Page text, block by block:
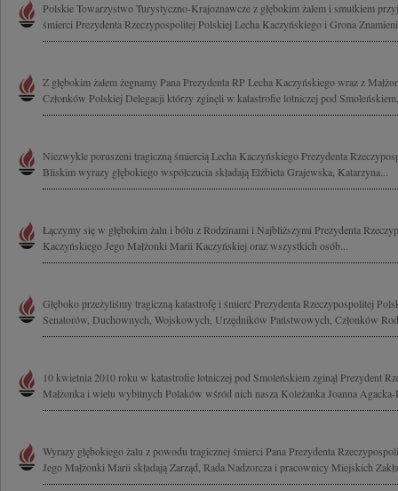
Polskie Towarzystwo Turystyczno-Krajoznawcze z głębokim żalem i smutkiem
śmierci Prezydenta Rzeczypospolitej Polskiej Lecha Kaczyńskiego i Grona
Z głębokim żalem żegnamy Pana Prezydenta RP Lecha Kaczyńskiego wraz z
Członków Polskiej Delegacji którzy zginęli w katastrofie lotniczej pod
Niezwykle poruszeni tragiczną śmiercią Lecha Kaczyńskiego Prezydenta
Bliskim wyrazy głębokiego współczucia składają Elżbieta Grajewska, Katarzyna...
Łączymy się w głębokim żalu i bólu z Rodzinami i Najbliższymi Prezydenta
Kaczyńskiego Jego Małżonki Marii Kaczyńskiej oraz wszystkich osób...
Głęboko przeżyliśmy tragiczną katastrofę i śmierć Prezydenta Rzeczypospolitej
Senatorów, Duchownych, Wojskowych, Urzędników Państwowych, Członków
10 kwietnia 2010 roku w katastrofie lotniczej pod Smoleńskiem zginął Prezydent
Małżonka i wielu wybitnych Polaków wśród nich nasza Koleżanka Joanna Agacka-
Wyrazy głębokiego żalu z powodu tragicznej śmierci Pana Prezydenta
Jego Małżonki Marii składają Zarząd, Rada Nadzorcza i pracownicy Miejskich